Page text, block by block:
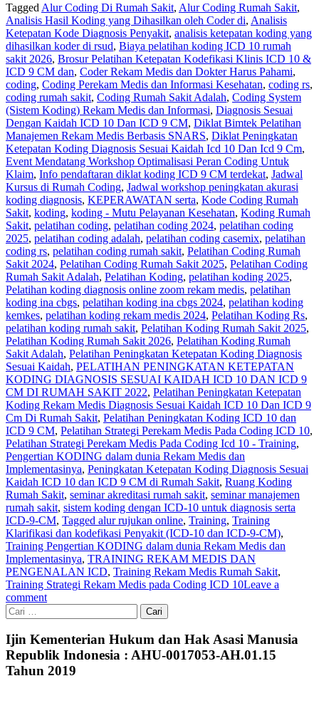
Tagged Alur Coding Di Rumah Sakit, Alur Coding Rumah Sakit,
Analisis Hasil Koding yang Dihasilkan oleh Coder di, Analisis
Ketepatan Kode Diagnosis Penyakit, analisis ketepatan koding yang
dihasilkan koder di rsud, Biaya pelatihan koding ICD 10 rumah
sakit 2026, Brosur Pelatihan Ketepatan Kodefikasi Klinis ICD 10 &
ICD 9 CM dan, Coder Rekam Medis dan Dokter Harus Pahami,
coding, Coding Perekam Medis dan Informasi Kesehatan, coding rs,
coding rumah sakit, Coding Rumah Sakit Adalah, Coding System
(Sistem Koding) Rekam Medis dan Informasi, Diagnosis Sesuai
Dengan Kaidah ICD 10 Dan ICD 9 CM, Diklat Bimtek Pelatihan
Manajemen Rekam Medis Berbasis SNARS, Diklat Peningkatan
Ketepatan Koding Diagnosis Sesuai Kaidah Icd 10 Dan Icd 9 Cm,
Event Mendatang Workshop Optimalisasi Peran Coding Untuk
Klaim, Info pendaftaran diklat koding ICD 9 CM terdekat, Jadwal
Kursus di Rumah Coding, Jadwal workshop peningkatan akurasi
koding diagnosis, KEPERAWATAN serta, Kode Coding Rumah
Sakit, koding, koding - Mutu Pelayanan Kesehatan, Koding Rumah
Sakit, pelatihan coding, pelatihan coding 2024, pelatihan coding
2025, pelatihan coding adalah, pelatihan coding casemix, pelatihan
coding rs, pelatihan coding rumah sakit, Pelatihan Coding Rumah
Sakit 2024, Pelatihan Coding Rumah Sakit 2025, Pelatihan Coding
Rumah Sakit Adalah, Pelatihan Koding, pelatihan koding 2025,
Pelatihan koding diagnosis online zoom rekam medis, pelatihan
koding ina cbgs, pelatihan koding ina cbgs 2024, pelatihan koding
kemkes, pelatihan koding rekam medis 2024, Pelatihan Koding Rs,
pelatihan koding rumah sakit, Pelatihan Koding Rumah Sakit 2025,
Pelatihan Koding Rumah Sakit 2026, Pelatihan Koding Rumah
Sakit Adalah, Pelatihan Peningkatan Ketepatan Koding Diagnosis
Sesuai Kaidah, PELATIHAN PENINGKATAN KETEPATAN
KODING DIAGNOSIS SESUAI KAIDAH ICD 10 DAN ICD 9
CM DI RUMAH SAKIT 2022, Pelatihan Peningkatan Ketepatan
Koding Rekam Medis Diagnosis Sesuai Kaidah ICD 10 Dan ICD 9
Cm Di Rumah Sakit, Pelatihan Peningkatan Koding ICD 10 dan
ICD 9 CM, Pelatihan Strategi Perekam Medis Pada Coding ICD 10,
Pelatihan Strategi Perekam Medis Pada Coding Icd 10 - Training,
Pengertian KODING dalam dunia Rekam Medis dan
Implementasinya, Peningkatan Ketepatan Koding Diagnosis Sesuai
Kaidah ICD 10 dan ICD 9 CM di Rumah Sakit, Ruang Koding
Rumah Sakit, seminar akreditasi rumah sakit, seminar manajemen
rumah sakit, sistem koding dengan ICD-10 untuk diagnosis serta
ICD-9-CM, Tagged alur rujukan online, Training, Training
Klarifikasi dan kodefikasi Penyakit (ICD-10 dan ICD-9-CM),
Training Pengertian KODING dalam dunia Rekam Medis dan
Implementasinya, TRAINING REKAM MEDIS DAN
PENGENALAN ICD, Training Rekam Medis Rumah Sakit,
Training Strategi Rekam Medis pada Coding ICD 10Leave a
comment
Cari
untuk:
Ijin Kementerian Hukum dan Hak Asasi Manusia
Republik Indonesia : AHU-0017053-AH.01.15
Tahun 2019